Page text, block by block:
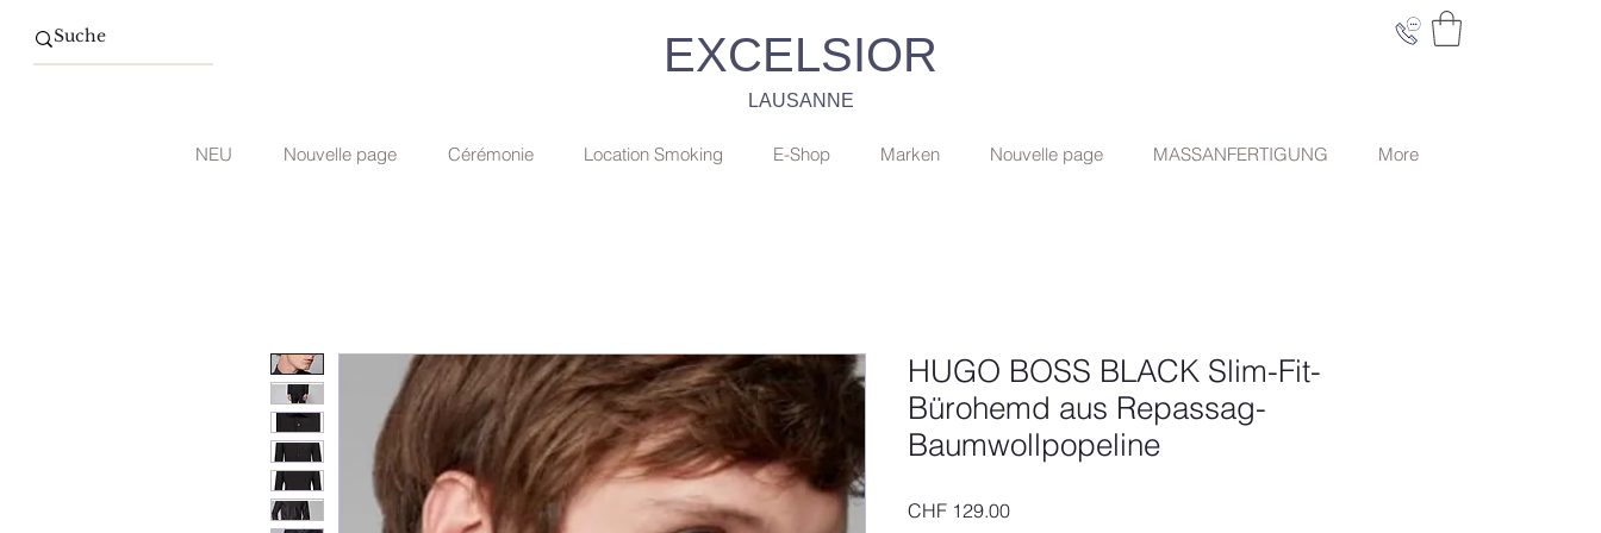
EXCELSIOR
LAUSANNE
NEU Nouvelle page Cérémonie Location Smoking E-Shop Marken Nouvelle page MASSANFERTIGUNG More
HUGO BOSS BLACK Slim-Fit-
Bürohemd aus Repassag-
Baumwollpopeline
CHF 129.00Preis